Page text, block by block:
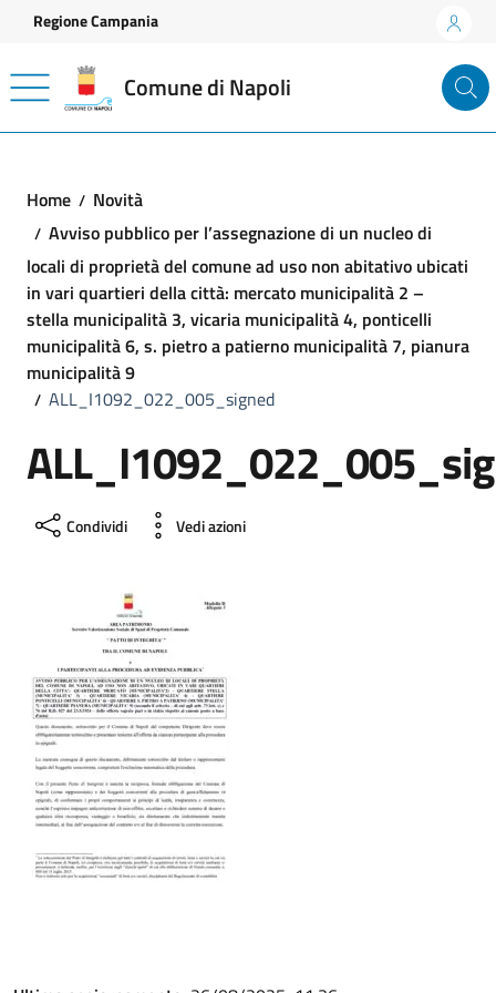
Vai ai contenuti
Vai al footer
Regione Campania
Comune di Napoli
Home
Novità
Avviso pubblico per l’assegnazione di un nucleo di
locali di proprietà del comune ad uso non abitativo ubicati
in vari quartieri della città: mercato municipalità 2 –
stella municipalità 3, vicaria municipalità 4, ponticelli
municipalità 6, s. pietro a patierno municipalità 7, pianura
municipalità 9
ALL_I1092_022_005_signed
Condividi Vedi azioni